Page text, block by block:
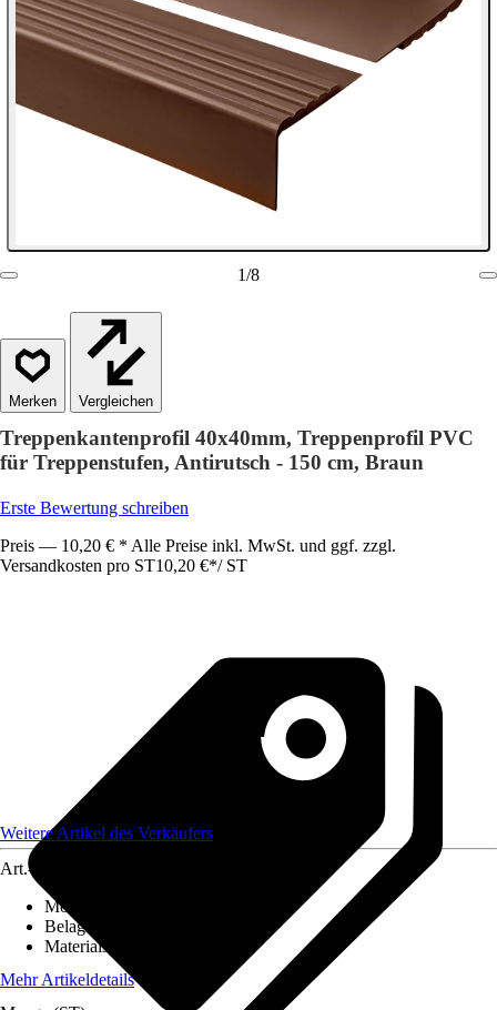
1/8
Vergleichen
Treppenkantenprofil 40x40mm, Treppenprofil PVC
für Treppenstufen, Antirutsch - 150 cm, Braun
Erste Bewertung schreiben
Preis — 10,20 € * Alle Preise inkl. MwSt. und ggf. zzgl.
Versandkosten pro ST10,20 €*/ ST
Weitere Artikel des Verkäufers
Art.-Nr.
Montageart
Belagstärke
Materialspezifizierung
Mehr Artikeldetails